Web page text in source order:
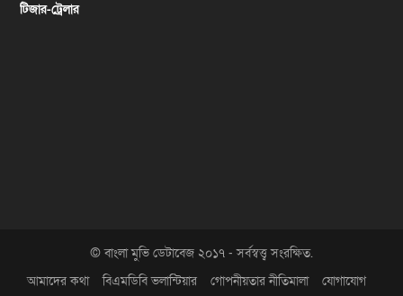
টিজার-ট্রেলার
© বাংলা মুভি ডেটাবেজ ২০১৭ - সর্বস্বত্ত্ব সংরক্ষিত.
আমাদের কথা
বিএমডিবি ভলান্টিয়ার গোপনীয়তার নীতিমালা যোগাযোগ